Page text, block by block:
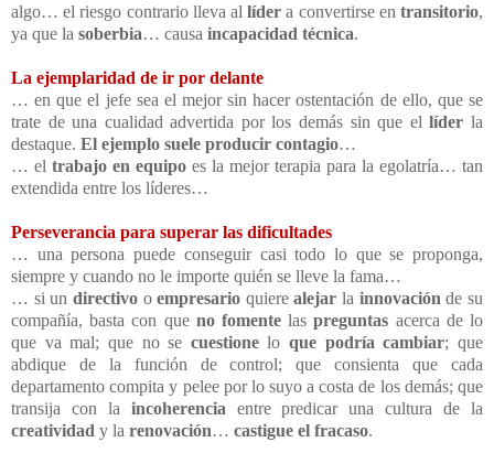
algo… el riesgo contrario lleva allíder a convertirse entransitorio,
ya que la soberbia… causa incapacidad técnica.
La ejemplaridad de ir por delante
… en que el jefe sea el mejor sin hacer ostentación de ello, que se
trate de una cualidad advertida por los demás sin que ellíder la
destaque. El ejemplo suele producir contagio…
… el trabajo en equipo es la mejor terapia para la egolatría… tan
extendida entre los líderes…
Perseverancia para superar las dificultades
… una persona puede conseguir casi todo lo que se proponga,
siempre y cuando no le importe quién se lleve la fama…
… si un directivooempresario quierealejar la innovación de su
compañía, basta con que no fomente laspreguntas acerca de lo
que va mal; que no se cuestioneloque podría cambiar; que
abdique de la función de control; que consienta que cada
departamento compita y pelee por lo suyo a costa de los demás; que
transija con la incoherencia entre predicar una cultura de la
creatividad y la renovación… castigue el fracaso.